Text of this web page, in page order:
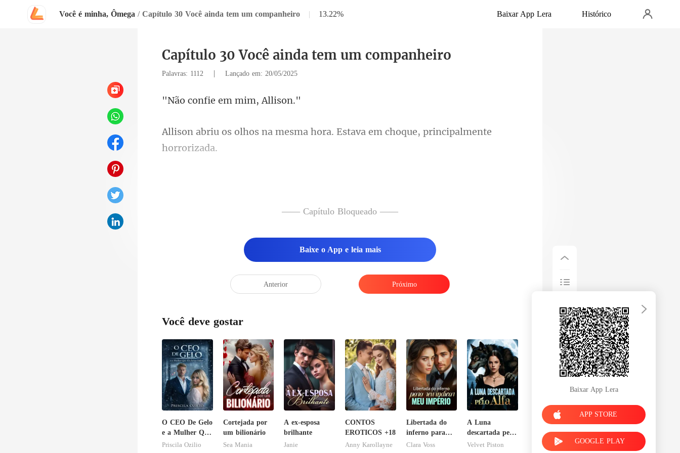
Você é minha, Ômega / Capítulo 30 Você ainda tem um companheiro | 13.22% Baixar App Lera Histórico
Capítulo 30 Você ainda tem um companheiro
Palavras: 1112 | Lançado em: 20/05/2025
ie em mim
sma hora. Estava em choque,
Ryan, que a o
—— Capítulo Bloqueado ——
Baixe o App e leia mais
Anterior Próximo
Você deve gostar
O CEO De Gelo
e a Mulher Que
Ele Jurou
Priscila Ozilio
Cortejada por
um bilionário
Sea Mania
A ex-esposa
brilhante
Janie
CONTOS
EROTICOS +18
Anny Karollayne
Libertada do
inferno para
reivindicar meu
Clara Voss
A Luna
descartada pelo
Alfa
Velvet Piston
Baixar App Lera
APP STORE
GOOGLE PLAY